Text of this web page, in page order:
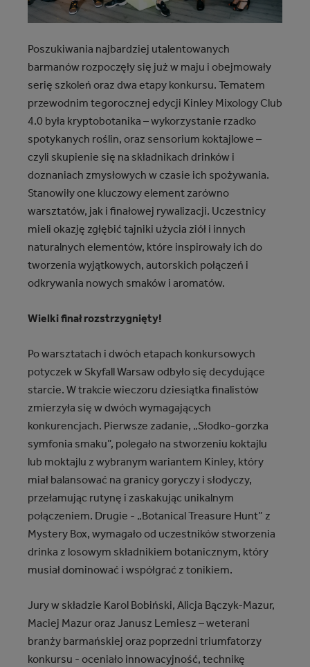
Poszukiwania najbardziej utalentowanych
barmanów rozpoczęły się już w maju i obejmowały
serię szkoleń oraz dwa etapy konkursu. Tematem
przewodnim tegorocznej edycji Kinley Mixology Club
4.0 była kryptobotanika – wykorzystanie rzadko
spotykanych roślin, oraz sensorium koktajlowe –
czyli skupienie się na składnikach drinków i
doznaniach zmysłowych w czasie ich spożywania.
Stanowiły one kluczowy element zarówno
warsztatów, jak i finałowej rywalizacji. Uczestnicy
mieli okazję zgłębić tajniki użycia ziół i innych
naturalnych elementów, które inspirowały ich do
tworzenia wyjątkowych, autorskich połączeń i
odkrywania nowych smaków i aromatów.
Wielki finał rozstrzygnięty!
Po warsztatach i dwóch etapach konkursowych
potyczek w Skyfall Warsaw odbyło się decydujące
starcie. W trakcie wieczoru dziesiątka finalistów
zmierzyła się w dwóch wymagających
konkurencjach. Pierwsze zadanie, „Słodko-gorzka
symfonia smaku”, polegało na stworzeniu koktajlu
lub moktajlu z wybranym wariantem Kinley, który
miał balansować na granicy goryczy i słodyczy,
przełamując rutynę i zaskakując unikalnym
połączeniem. Drugie - „Botanical Treasure Hunt” z
Mystery Box, wymagało od uczestników stworzenia
drinka z losowym składnikiem botanicznym, który
musiał dominować i współgrać z tonikiem.
Jury w składzie Karol Bobiński, Alicja Bączyk-Mazur,
Maciej Mazur oraz Janusz Lemiesz – weterani
branży barmańskiej oraz poprzedni triumfatorzy
konkursu - oceniało innowacyjność, technikę